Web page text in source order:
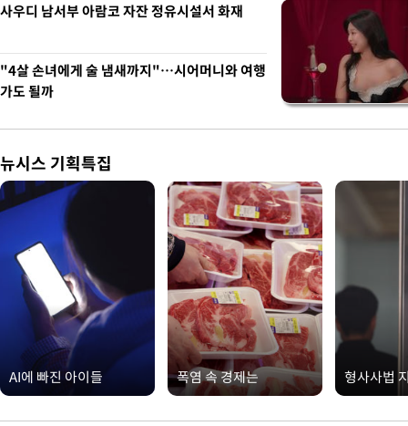
사우디 남서부 아람코 자잔 정유시설서 화재
"4살 손녀에게 술 냄새까지"…시어머니와 여행
가도 될까
뉴시스 기획특집
AI에 빠진 아이들 폭염 속 경제는 형사사법